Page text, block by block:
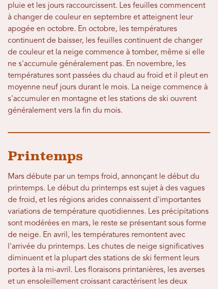
pluie et les jours raccourcissent. Les feuilles commencent
à changer de couleur en septembre et atteignent leur
apogée en octobre. En octobre, les températures
continuent de baisser, les feuilles continuent de changer
de couleur et la neige commence à tomber, même si elle
ne s'accumule généralement pas. En novembre, les
températures sont passées du chaud au froid et il pleut en
moyenne neuf jours durant le mois. La neige commence à
s'accumuler en montagne et les stations de ski ouvrent
généralement vers la fin du mois.
Printemps
Mars débute par un temps froid, annonçant le début du
printemps. Le début du printemps est sujet à des vagues
de froid, et les régions arides connaissent d'importantes
variations de température quotidiennes. Les précipitations
sont modérées en mars, le reste se présentant sous forme
de neige. En avril, les températures remontent avec
l'arrivée du printemps. Les chutes de neige significatives
diminuent et la plupart des stations de ski ferment leurs
portes à la mi-avril. Les floraisons printanières, les averses
et un ensoleillement croissant caractérisent les deux